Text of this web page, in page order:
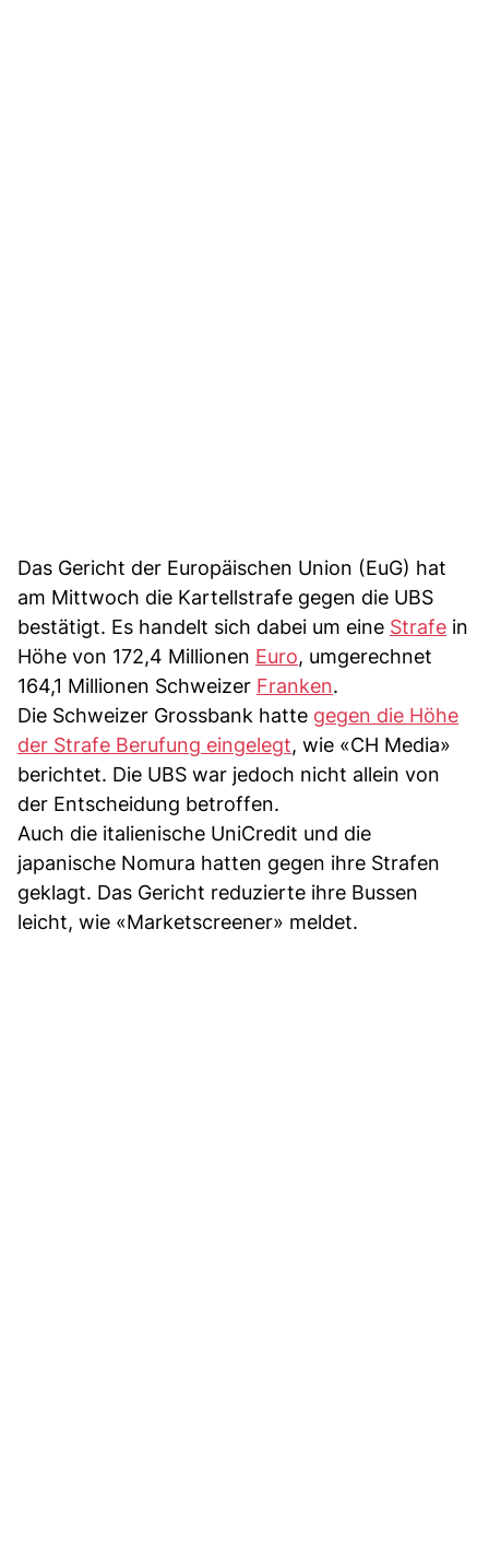
Das Gericht der Europäischen Union (EuG) hat
am Mittwoch die Kartellstrafe gegen die UBS
bestätigt. Es handelt sich dabei um eine Strafe in
Höhe von 172,4 Millionen Euro, umgerechnet
164,1 Millionen Schweizer Franken.
Die Schweizer Grossbank hatte gegen die Höhe
der Strafe Berufung eingelegt, wie «CH Media»
berichtet. Die UBS war jedoch nicht allein von
der Entscheidung betroffen.
Auch die italienische UniCredit und die
japanische Nomura hatten gegen ihre Strafen
geklagt. Das Gericht reduzierte ihre Bussen
leicht, wie «Marketscreener» meldet.